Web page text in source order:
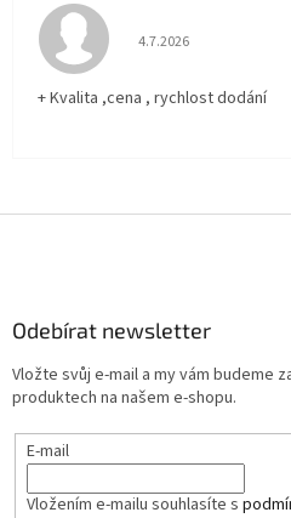
Hodnocení obchodu
4.7.2026
+ Kvalita ,cena , rychlost dodání
Odebírat newsletter
Vložte svůj e-mail a my vám budeme
produktech na našem e-shopu.
E-mail
Vložením e-mailu souhlasíte s